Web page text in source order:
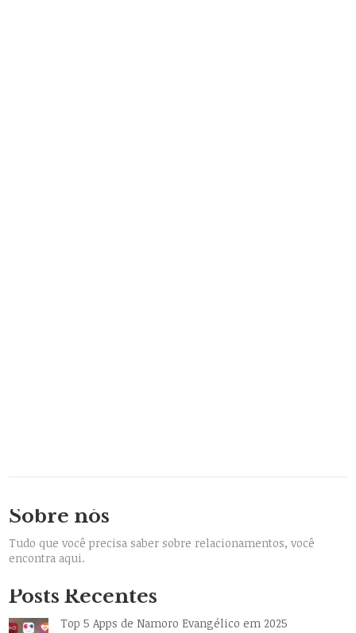
Sobre nós
Tudo que você precisa saber sobre relacionamentos, você
encontra aqui.
Posts Recentes
Top 5 Apps de Namoro Evangélico em 2025